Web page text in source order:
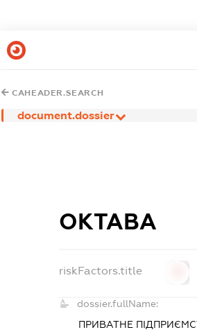
CAHEADER.SEARCH
document.dossier
ОКТАВА
riskFactors.title
dossier.fullName:
ПРИВАТНЕ